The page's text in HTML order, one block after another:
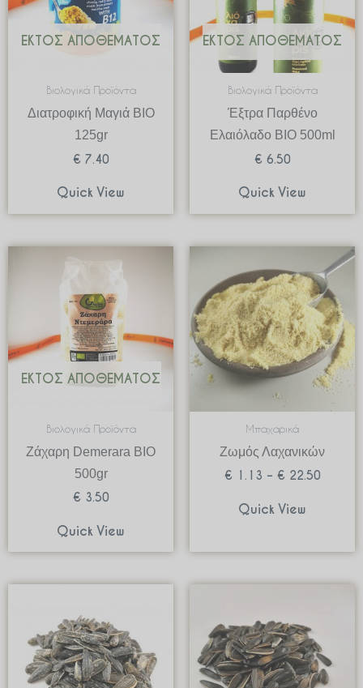
ΕΚΤΌΣ ΑΠΟΘΈΜΑΤΟΣ
Βιολογικά Προϊόντα
Διατροφική Μαγιά ΒΙΟ
125gr
€ 7.40
Quick View
ΕΚΤΌΣ ΑΠΟΘΈΜΑΤΟΣ
Βιολογικά Προϊόντα
Έξτρα Παρθένο
Ελαιόλαδο ΒΙΟ 500ml
€ 6.50
Quick View
ΕΚΤΌΣ ΑΠΟΘΈΜΑΤΟΣ
Βιολογικά Προϊόντα
Ζάχαρη Demerara BIO
500gr
€ 3.50
Quick View
Μπαχαρικά
Ζωμός Λαχανικών
€ 1.13 – € 22.50
Price
range:
€ 1.13
through
€ 22.50
Quick View
€ 7.90
€ 7.90